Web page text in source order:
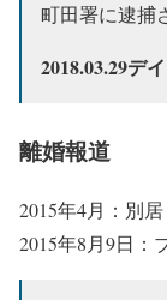
町田署に逮捕
2018.03.29デ
離婚報道
2015年4月：別
2015年8月9日：